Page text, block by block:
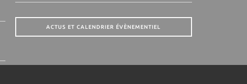
ACTUS ET CALENDRIER ÉVÈNEMENTIEL